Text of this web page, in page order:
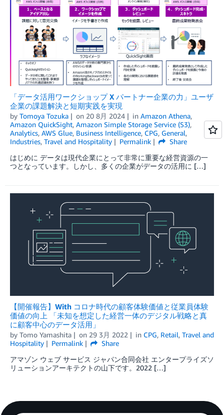
「データ活用ワークショップ X パートナー企業の力」ユーザ
企業の課題解決と短期実践を実現
by Tomoya Tozuka on 20 8月 2024 in Amazon Athena,
Amazon QuickSight, Amazon Simple Storage Service (S3),
Analytics, AWS Glue, Business Intelligence, CPG, General,
Industries, Travel and Hospitality Permalink
Share
はじめに データは現代企業にとって非常に重要な経営資源の一
つとなっています。しかし、多くの企業がデータの活用に […]
【開催報告】With コロナ時代の顧客体験価値と従業員体験
価値の向上 「未知を想定した経営⼀体のデジタル戦略と真
に顧客中⼼のデータ活⽤」
by Tomo Yamashita on 29 3月 2022 in CPG, Retail, Travel and
Hospitality
Permalink
Share
アマゾン ウェブ サービス ジャパン合同会社 エンタープライズソ
リューションアーキテクトの山下です。2022 […]